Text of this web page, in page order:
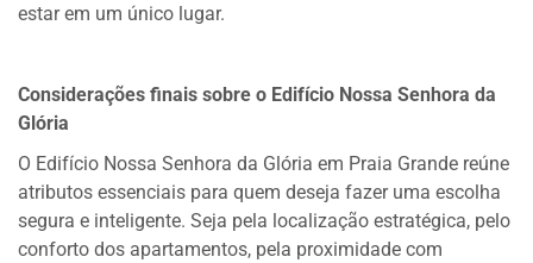
estar em um único lugar.
Considerações finais sobre o Edifício Nossa Senhora da
Glória
O Edifício Nossa Senhora da Glória em Praia Grande reúne
atributos essenciais para quem deseja fazer uma escolha
segura e inteligente. Seja pela localização estratégica, pelo
conforto dos apartamentos, pela proximidade com